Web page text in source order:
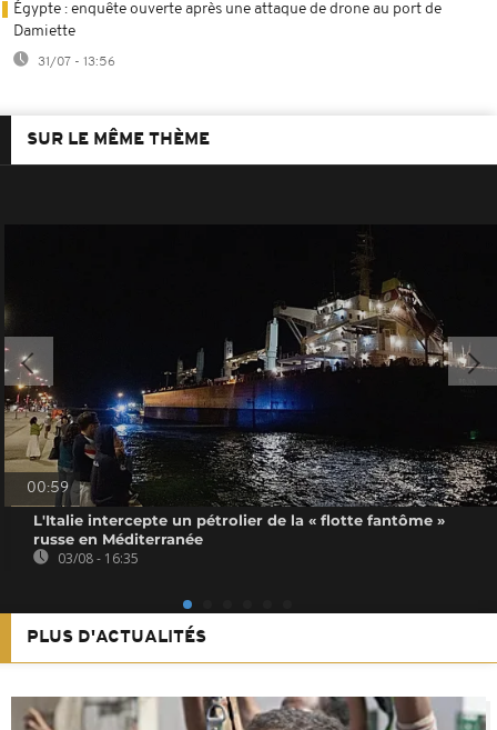
Égypte : enquête ouverte après une attaque de drone au port de
Damiette
31/07 - 13:56
SUR LE MÊME THÈME
00:59
L'Italie intercepte un pétrolier de la « flotte fantôme »
russe en Méditerranée
03/08 - 16:35
PLUS D'ACTUALITÉS